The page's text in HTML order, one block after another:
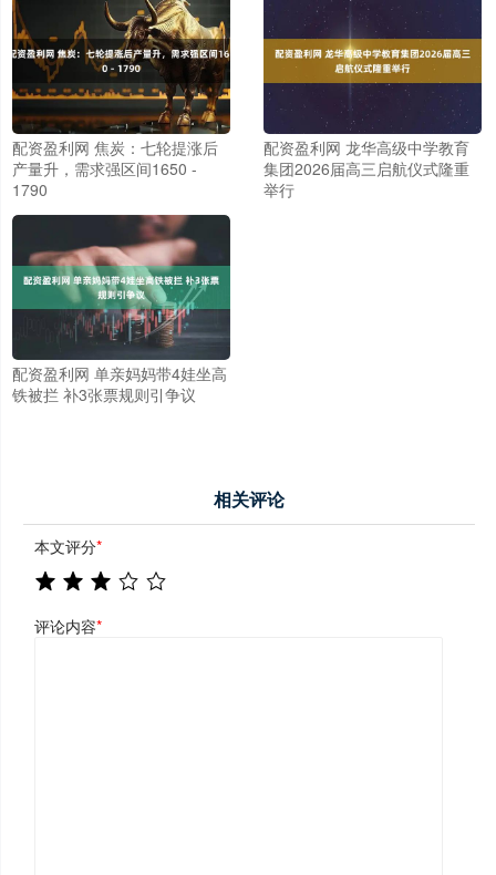
配资盈利网 焦炭：七轮提涨后
产量升，需求强区间1650 -
1790
配资盈利网 龙华高级中学教育
集团2026届高三启航仪式隆重
举行
配资盈利网 单亲妈妈带4娃坐高
铁被拦 补3张票规则引争议
相关评论
本文评分*
评论内容*